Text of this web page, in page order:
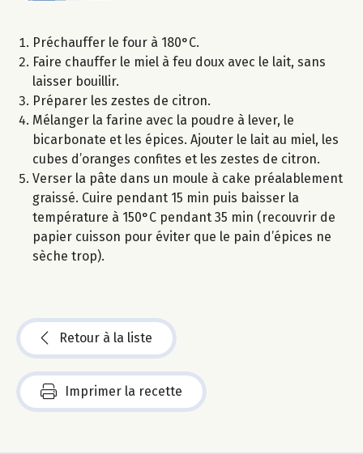
Préchauffer le four à 180°C.
Faire chauffer le miel à feu doux avec le lait, sans
laisser bouillir.
Préparer les zestes de citron.
Mélanger la farine avec la poudre à lever, le
bicarbonate et les épices. Ajouter le lait au miel, les
cubes d’oranges confites et les zestes de citron.
Verser la pâte dans un moule à cake préalablement
graissé. Cuire pendant 15 min puis baisser la
température à 150°C pendant 35 min (recouvrir de
papier cuisson pour éviter que le pain d’épices ne
sèche trop).
Retour à la liste
Imprimer la recette